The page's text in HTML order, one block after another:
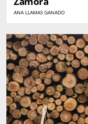
ANA LLAMAS GANADO